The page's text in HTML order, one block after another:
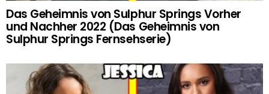
Das Geheimnis von Sulphur Springs Vorher
und Nachher 2022 (Das Geheimnis von
Sulphur Springs Fernsehserie)